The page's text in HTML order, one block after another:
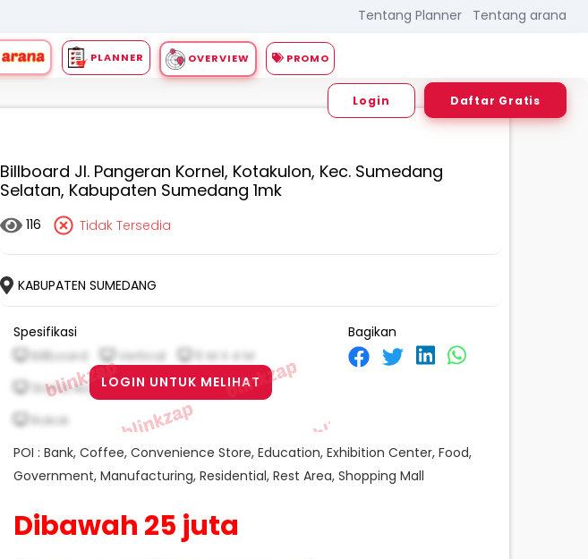
Tentang Planner Tentang arana
PLANNER OVERVIEW PROMO
Login Daftar Gratis
Billboard Jl. Pangeran Kornel, Kotakulon, Kec. Sumedang
Selatan, Kabupaten Sumedang 1mk
116 Tidak Tersedia
KABUPATEN SUMEDANG
Spesifikasi
Billboard
Vertical
6 M X 4 M
Stand Alone
Frontlight
Street
Rokok
LOGIN UNTUK MELIHAT
Bagikan
POI : Bank, Coffee, Convenience Store, Education, Exhibition Center, Food,
Government, Manufacturing, Residential, Rest Area, Shopping Mall
Dibawah 25 juta